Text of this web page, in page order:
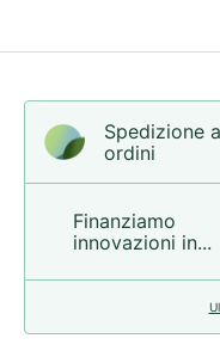
Spedizione
ordini
Finanziamo
innovazioni in...